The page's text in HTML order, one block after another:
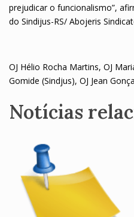
prejudicar o funcionalismo”,
do Sindijus-RS/ Abojeris
OJ Hélio Rocha Martins, OJ
Gomide (Sindjus), OJ Jean
Notícias